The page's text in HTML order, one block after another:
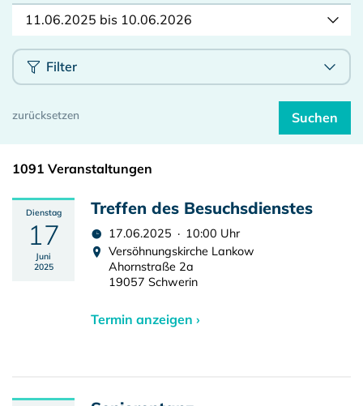
11.06.2025 bis 10.06.2026
Filter
1091 Veranstaltungen
Dienstag
17
Juni
2025
Treffen des Besuchsdienstes
17.06.2025 · 10:00 Uhr
Versöhnungskirche Lankow
Ahornstraße 2a
19057 Schwerin
Termin anzeigen ›